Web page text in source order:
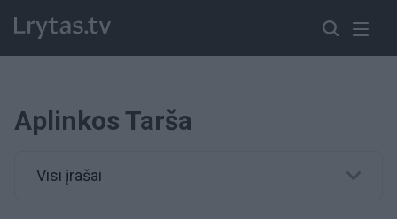
Aplinkos Tarša
Visi įrašai